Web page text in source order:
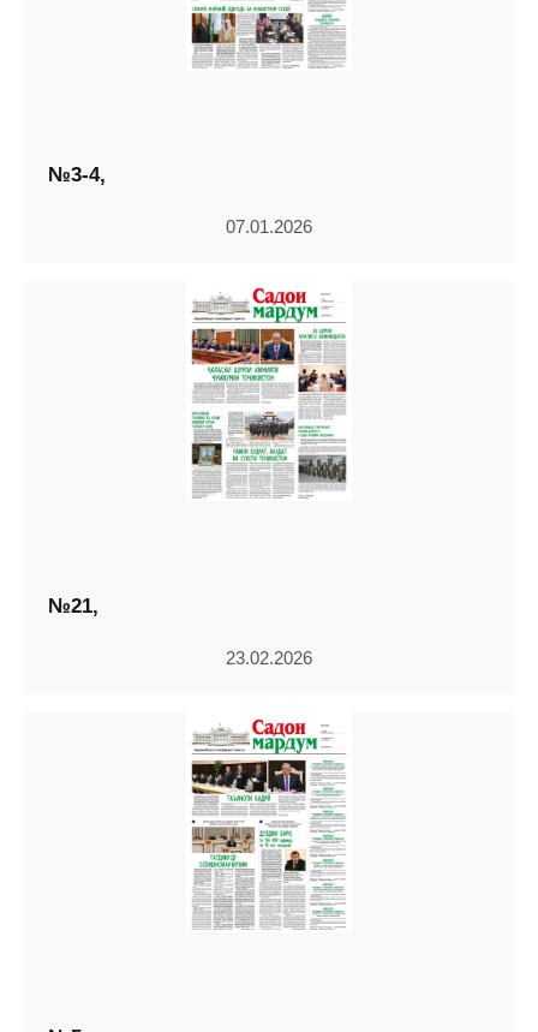
№3-4,
07.01.2026
№21,
23.02.2026